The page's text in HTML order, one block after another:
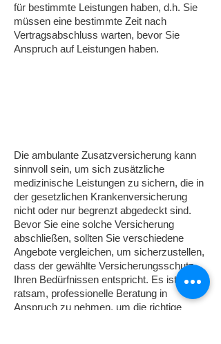
für bestimmte Leistungen haben, d.h. Sie
müssen eine bestimmte Zeit nach
Vertragsabschluss warten, bevor Sie
Anspruch auf Leistungen haben.
Die ambulante Zusatzversicherung kann
sinnvoll sein, um sich zusätzliche
medizinische Leistungen zu sichern, die in
der gesetzlichen Krankenversicherung
nicht oder nur begrenzt abgedeckt sind.
Bevor Sie eine solche Versicherung
abschließen, sollten Sie verschiedene
Angebote vergleichen, um sicherzustellen,
dass der gewählte Versicherungsschutz
Ihren Bedürfnissen entspricht. Es ist auch
ratsam, professionelle Beratung in
Anspruch zu nehmen, um die richtige